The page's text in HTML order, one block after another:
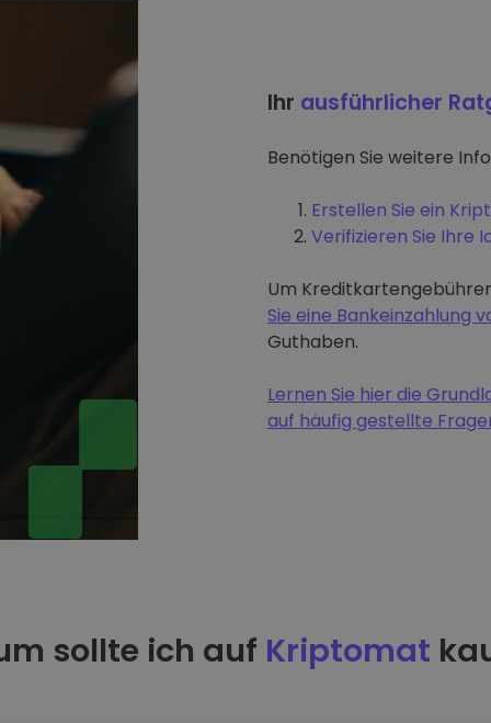
Ihr ausführlicher
Benötigen Sie weitere
Erstellen Sie ein
Verifizieren Sie Ihre
Um
Sie eine Bankeinzahlung
Guthaben.
Lernen Sie hier die
auf häufig gestellte
sollte ich auf Kriptomat